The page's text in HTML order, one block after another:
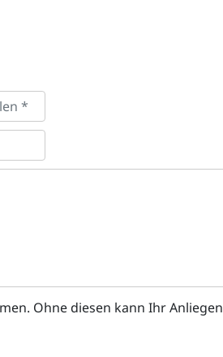
Ohne diesen kann Ihr Anliegen